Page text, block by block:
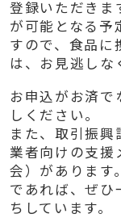
登録いただきま
が可能となる予
すので、食品に
は、お見逃しな
お申込がお済
しください。
また、取引振
業者向けの支援
会）があります
であれば、ぜひ
ちしています。